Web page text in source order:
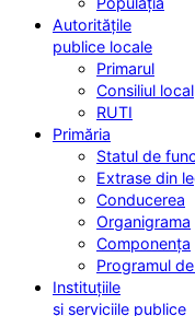
Autoritățile
publice locale
Primarul
Consiliul local
RUTI
Primăria
Statul de
Extrase din
Conducerea
Organigrama
Componența
Programul
Instituțiile
și serviciile publice